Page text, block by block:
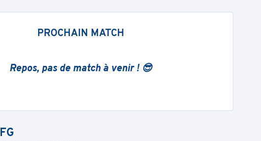
PROCHAIN MATCH
Repos, pas de match à venir ! 😎
FG